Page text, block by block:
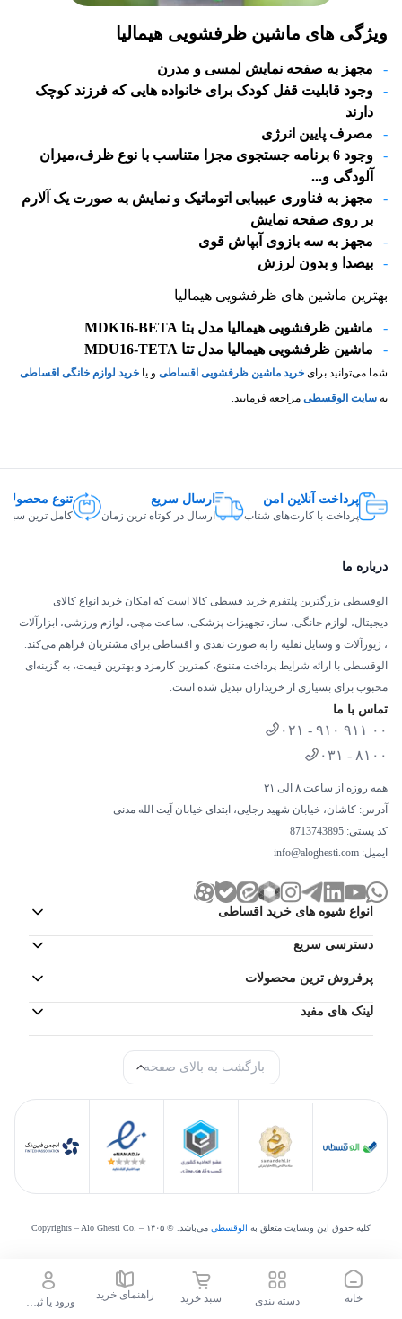
ویژگی های ماشین ظرفشویی هیمالیا
مجهز به صفحه نمایش لمسی و مدرن
وجود قابلیت قفل کودک برای خانواده هایی که فرزند کوچک
دارند
مصرف پایین انرژی
وجود 6 برنامه جستجوی مجزا متناسب با نوع ظرف،میزان
آلودگی و...
مجهز به فناوری عیبیابی اتوماتیک و نمایش به صورت یک آلارم
بر روی صفحه نمایش
مجهز به سه بازوی آبپاش قوی
بیصدا و بدون لرزش
بهترین ماشین های ظرفشویی هیمالیا
ماشین ظرفشویی هیمالیا مدل بتا MDK16-BETA
ماشین ظرفشویی هیمالیا مدل تتا MDU16-TETA
شما می‌توانید برای خرید ماشین ظرفشویی اقساطی و یا خرید لوازم خانگی اقساطی
به سایت الوقسطی مراجعه فرمایید.
پرداخت آنلاین امن
پرداخت با کارت‌های شتاب
ارسال سریع
ارسال در کوتاه ترین زمان
تنوع
کامل ترین سبد
تماس با ما
۰۲۱ - ۹۱۰ ۹۱۱ ۰۰
۰۳۱ - ۸۱۰۰
همه روزه از ساعت ۸ الی ۲۱
آدرس: کاشان، خیابان شهید رجایی، ابتدای خیابان آیت الله مدنی
کد پستی: 8713743895
ایمیل: info@aloghesti.com
انواع شیوه های خرید اقساطی
دسترسی سریع
پرفروش ترین محصولات
لینک های مفید
درباره ما
الوقسطی بزرگترین پلتفرم خرید قسطی کالا است که امکان خرید انواع کالای
دیجیتال، لوازم خانگی، ساز، تجهیزات پزشکی، ساعت مچی، لوازم ورزشی، ابزارآلات
، زیورآلات و وسایل نقلیه را به صورت نقدی و اقساطی برای مشتریان فراهم می‌کند.
الوقسطی با ارائه شرایط پرداخت متنوع، کمترین کارمزد و بهترین قیمت، به گزینه‌ای
محبوب برای بسیاری از خریداران تبدیل شده است.
بازگشت به بالای صفحه
کلیه حقوق این وبسایت متعلق به الوقسطی می‌‌باشد. © Copyrights – Alo Ghesti Co. – ۱۴۰۵
خانه دسته بندی سبد خرید راهنمای خرید
ورود یا ثبت نام